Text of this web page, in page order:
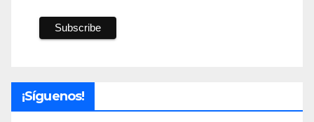
¡Síguenos!